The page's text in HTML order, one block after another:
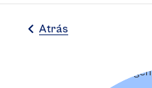
Atrás